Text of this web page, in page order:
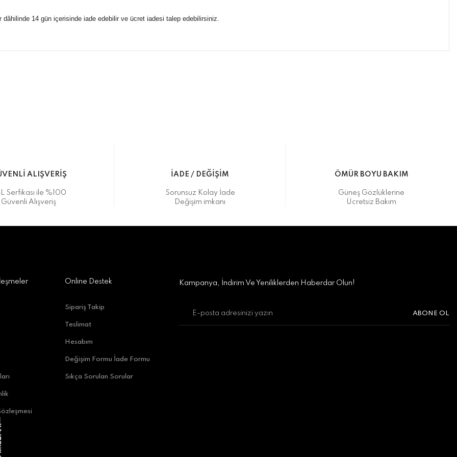
dâhilinde 14 gün içerisinde iade edebilir ve ücret iadesi talep edebilirsiniz.
Antalya
ALIŞVERİŞ
Serfikası ile %100
Güvenli Alışveriş
İADE / DEĞİŞİM
Sorunsuz Kolay İade
Değişim imkanı
ÖMÜR BOYU BAKIM
Güneş Gözlüklerine
Ücretsiz Bakım
Online Destek
Sipariş Takip
Teslimat
Hesabım
Değişim Formu İade Formu
Sıkça Sorulan Sorular
Kampanya, İndirim Ve Yeniliklerden Haberdar Olun!
ABONE OL